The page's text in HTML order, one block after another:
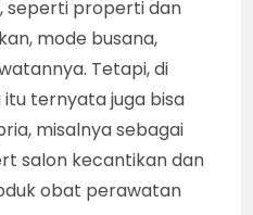
seperti properti dan
mode busana,
Tetapi, di
ternyata juga bisa
misalnya sebagai
salon kecantikan dan
obat perawatan